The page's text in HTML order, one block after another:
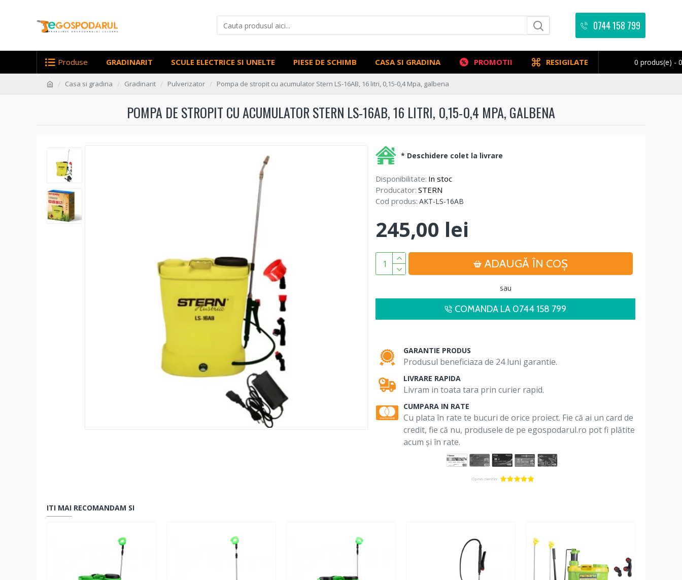
0744 158 799
Produse GRADINARIT SCULE ELECTRICE SI UNELTE PIESE DE SCHIMB CASA SI GRADINA PROMOTII RESIGILATE 0 produs(e) -
Casa si gradina Gradinarit Pulverizator Pompa de stropit cu acumulator Stern LS-16AB, 16 litri, 0,15-0,4 Mpa, galbena
POMPA DE STROPIT CU ACUMULATOR STERN LS-16AB, 16 LITRI, 0,15-0,4 MPA, GALBENA
Disponibilitate: In stoc
Producator: STERN
Cod produs: AKT-LS-16AB
245,00 lei
ADAUGĂ ÎN COŞ
* Deschidere colet la livrare
sau
COMANDA LA 0744 158 799
GARANTIE PRODUS
Produsul beneficiaza de 24 luni garantie.
LIVRARE RAPIDA
Livram in toata tara prin curier rapid.
CUMPARA IN RATE
Cu plata în rate te bucuri de orice proiect. Fie că ai un card de
credit, fie că nu, produsele de pe egospodarul.ro pot fi plătite
acum și în rate.
ITI MAI RECOMANDAM SI